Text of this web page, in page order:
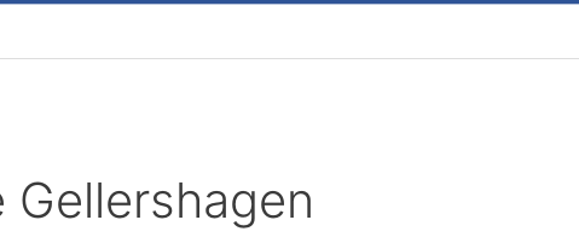
Gellershagen